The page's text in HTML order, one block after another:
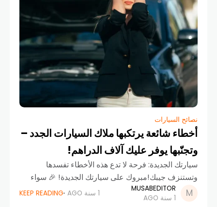
نصائح السيارات
أخطاء شائعة يرتكبها ملاك السيارات الجدد –
وتجنّبها يوفر عليك آلاف الدراهم!
سيارتك الجديدة: فرحة لا تدع هذه الأخطاء تفسدها
وتستنزف جيبك!مبروك على سيارتك الجديدة! 🎉 سواء
كانت أول سيارة تشتريها أو مجرد ترقية لسيارة أحدث،
أكيد الشعور لا يوصف. الراحة، الاستقلالية،
MUSABEDITOR
1 سنة AGO
1 سنة AGO KEEP READING